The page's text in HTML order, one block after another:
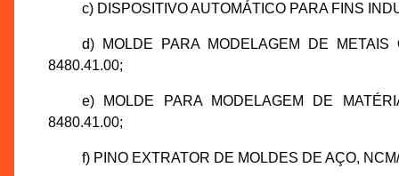
c) DISPOSITIVO AUTOMÁTICO PARA FINS
d) MOLDE PARA MODELAGEM DE
8480.41.00;
e) MOLDE PARA MODELAGEM DE
8480.41.00;
f) PINO EXTRATOR DE MOLDES DE AÇO,